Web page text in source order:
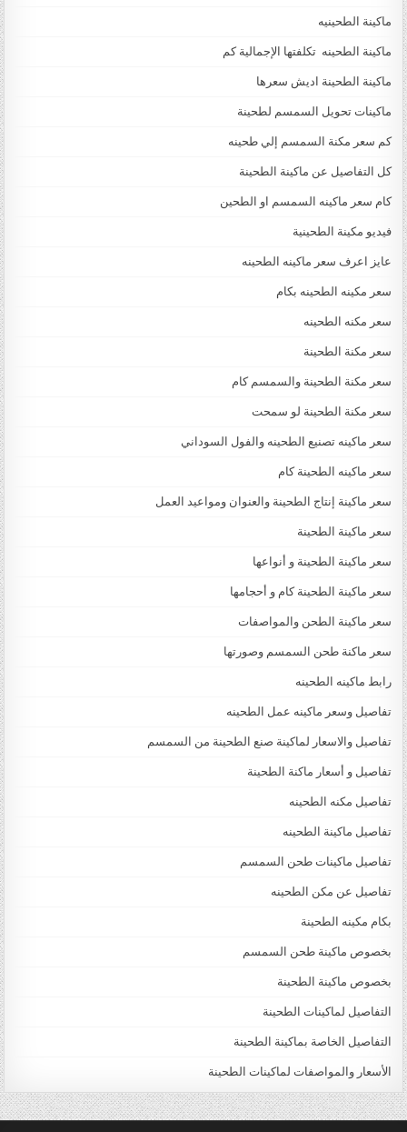
ماكينة الطحينيه
ماكينة الطحينه تكلفتها الإجمالية كم
ماكينة الطحينة اديش سعرها
ماكينات تحويل السمسم لطحينة
كم سعر مكنة السمسم إلي طحينه
كل التفاصيل عن ماكينة الطحينة
كام سعر ماكينه السمسم او الطحين
فيديو مكينة الطحينية
عايز اعرف سعر ماكينه الطحينه
سعر مكينه الطحينه بكام
سعر مكنه الطحينه
سعر مكنة الطحينة
سعر مكنة الطحينة والسمسم كام
سعر مكنة الطحينة لو سمحت
سعر ماكينه تصنيع الطحينه والفول السوداني
سعر ماكينه الطحينة كام
سعر ماكينة إنتاج الطحينة والعنوان ومواعيد العمل
سعر ماكينة الطحينة
سعر ماكينة الطحينة و أنواعها
سعر ماكينة الطحينة كام و أحجامها
سعر ماكينة الطحن والمواصفات
سعر ماكنة طحن السمسم وصورتها
رابط ماكينه الطحينه
تفاصيل وسعر ماكينه عمل الطحينه
تفاصيل والاسعار لماكينة صنع الطحينة من السمسم
تفاصيل و أسعار ماكنة الطحينة
تفاصيل مكنه الطحينه
تفاصيل ماكينة الطحينه
تفاصيل ماكينات طحن السمسم
تفاصيل عن مكن الطحينه
بكام مكينه الطحينة
بخصوص ماكينة طحن السمسم
بخصوص ماكينة الطحينة
التفاصيل لماكينات الطحينة
التفاصيل الخاصة بماكينة الطحينة
الأسعار والمواصفات لماكينات الطحينة